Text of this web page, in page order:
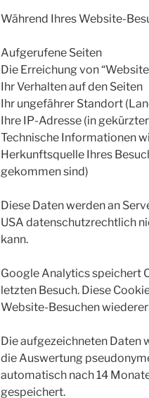
Während Ihres Website-
Aufgerufene Seiten
Die Erreichung von
Ihr Verhalten auf den Seiten
Ihr ungefährer Standort
Ihre IP-Adresse (in
Technische Informationen
Herkunftsquelle Ihres
gekommen sind)
Diese Daten werden an
USA datenschutzrechtlich
kann.
Google Analytics speichert
letzten Besuch. Diese
Website-Besuchen
Die aufgezeichneten Daten
die Auswertung
automatisch nach 14
gespeichert.